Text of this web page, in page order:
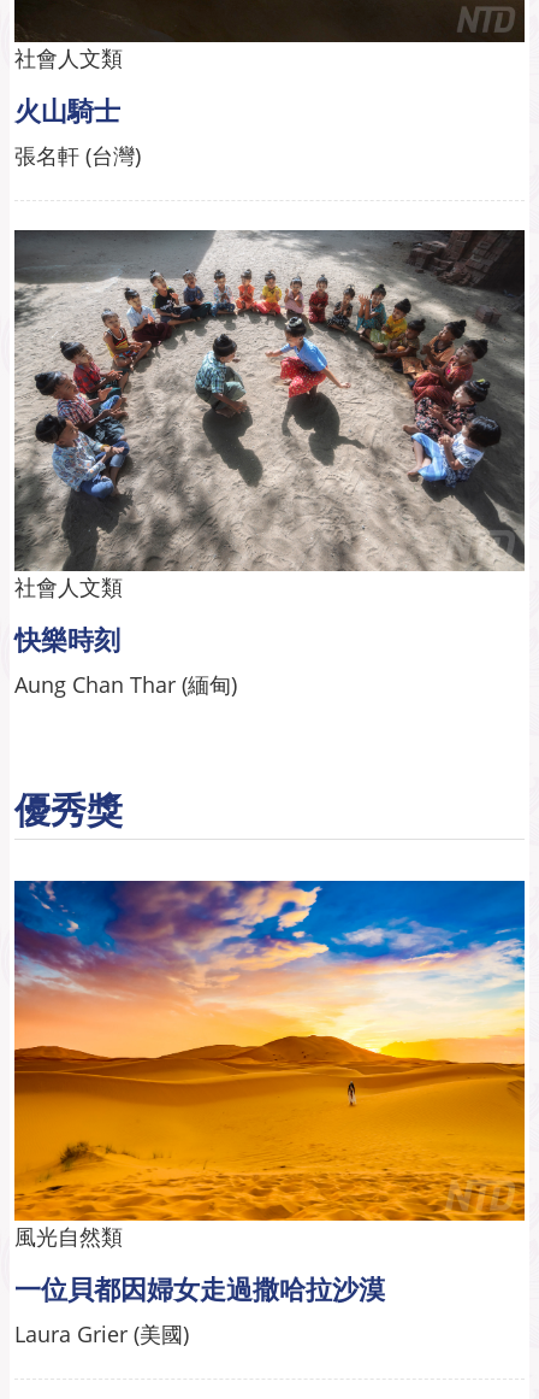
社會人文類
火山騎士
張名軒 (台灣)
社會人文類
快樂時刻
Aung Chan Thar (緬甸)
優秀獎
風光自然類
一位貝都因婦女走過撒哈拉沙漠
Laura Grier (美國)